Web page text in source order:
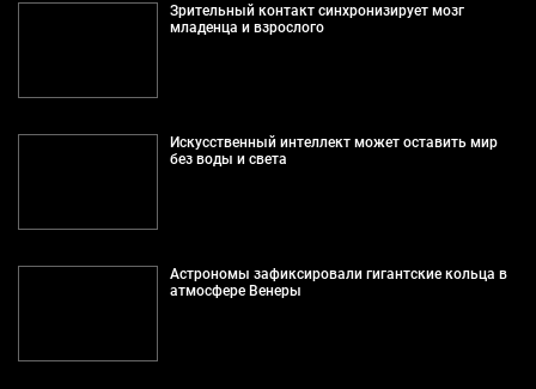
Зрительный контакт синхронизирует мозг
младенца и взрослого
Искусственный интеллект может оставить мир
без воды и света
Астрономы зафиксировали гигантские кольца в
атмосфере Венеры